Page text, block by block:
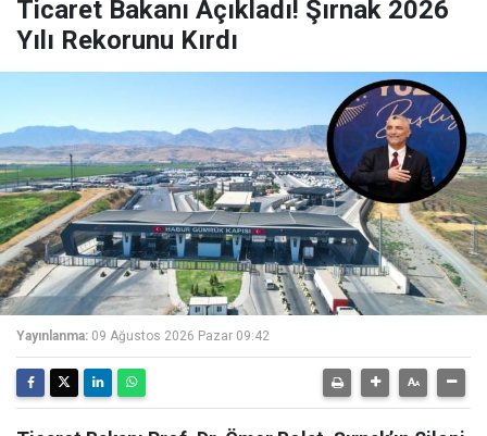
Ticaret Bakanı Açıkladı! Şırnak 2026
Yılı Rekorunu Kırdı
Yayınlanma: 09 Ağustos 2026 Pazar 09:42